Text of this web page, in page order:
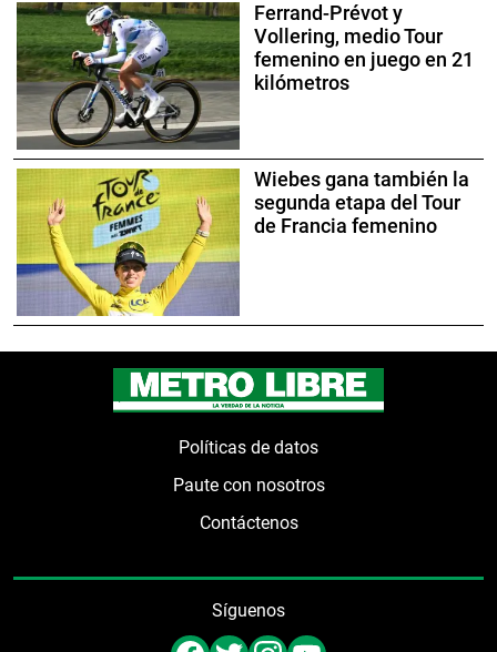
Ferrand-Prévot y
Vollering, medio Tour
femenino en juego en 21
kilómetros
Wiebes gana también la
segunda etapa del Tour
de Francia femenino
Políticas de datos
Paute con nosotros
Contáctenos
Síguenos